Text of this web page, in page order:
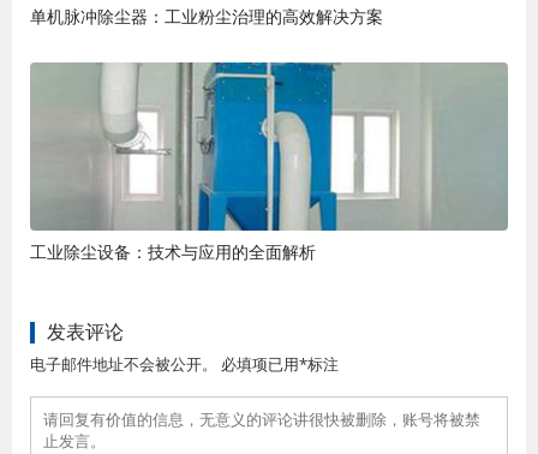
单机脉冲除尘器：工业粉尘治理的高效解决方案
工业除尘设备：技术与应用的全面解析
发表评论
电子邮件地址不会被公开。 必填项已用*标注